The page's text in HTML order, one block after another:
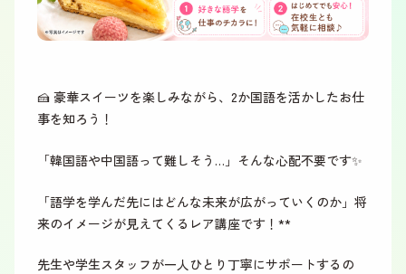
🍰 豪華スイーツを楽しみながら、2か国語を活かしたお仕
事を知ろう！
「韓国語や中国語って難しそう…」そんな心配不要です✨
「語学を学んだ先にはどんな未来が広がっていくのか」将
来のイメージが見えてくるレア講座です！**
先生や学生スタッフが一人ひとり丁寧にサポートするの